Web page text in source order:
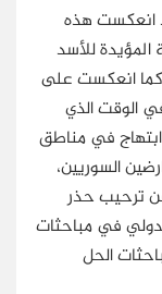
انعكست هذه
المؤيدة للأسد
كما انعكست على
الوقت الذي
في مناطق
السوريين،
ترحيب حذر
في مباحثات
الحل